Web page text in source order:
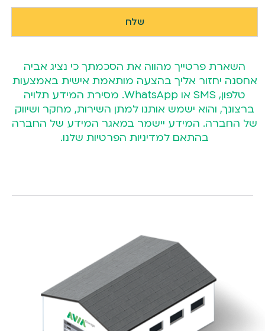
השארת פרטייך מהווה את הסכמתך כי נציג אביה
אחסנה יחזור אליך בהצעה מותאמת אישית באמצעות
טלפון, SMS או WhatsApp. מסירת המידע תלויה
ברצונך, והוא ישמש אותנו למתן השירות, מחקר ושיווק
של החברה. המידע יישמר במאגר המידע של החברה
בהתאם למדיניות הפרטיותשלנו.